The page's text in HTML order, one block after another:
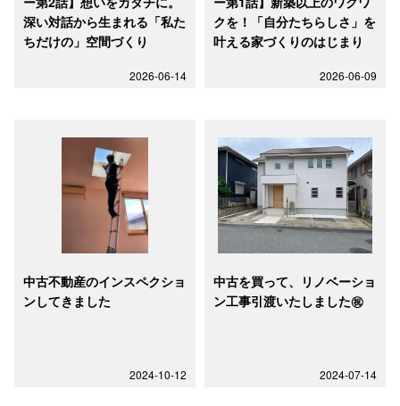
深い対話から生まれる「私た
ちだけの」空間づくり
2026-06-14
クを！「自分たちらしさ」を
叶える家づくりのはじまり
2026-06-09
中古不動産のインスペクショ
ンしてきました
2024-10-12
中古を買って、リノベーショ
ン工事引渡いたしました㊗
2024-07-14